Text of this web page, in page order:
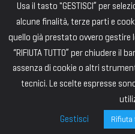
Usa il tasto "GESTISCI” per
alcune finalità, terze parti e
quello già prestato ovvero gestire
“RIFIUTA TUTTO” per chiudere il
assenza di cookie o altri
tecnici. Le scelte espresse
Gestisci
Rifiuta